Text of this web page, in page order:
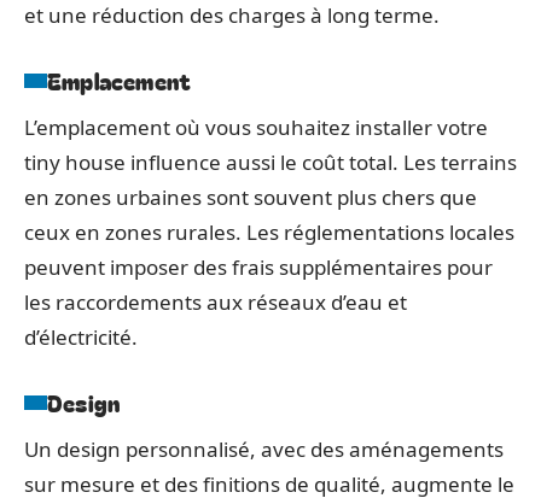
et une réduction des charges à long terme.
Emplacement
L’emplacement où vous souhaitez installer votre
tiny house influence aussi le coût total. Les terrains
en zones urbaines sont souvent plus chers que
ceux en zones rurales. Les réglementations locales
peuvent imposer des frais supplémentaires pour
les raccordements aux réseaux d’eau et
d’électricité.
Design
Un design personnalisé, avec des aménagements
sur mesure et des finitions de qualité, augmente le